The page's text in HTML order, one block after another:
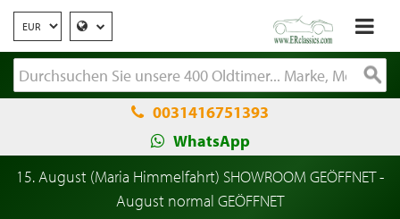
0031416751393
WhatsApp
15. August (Maria Himmelfahrt) SHOWROOM GEÖFFNET -
August normal GEÖFFNET